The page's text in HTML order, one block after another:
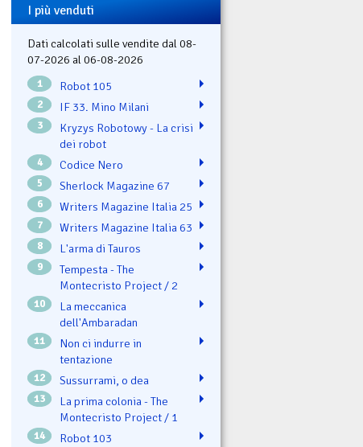
I più venduti
Dati calcolati sulle vendite dal 08-
07-2026 al 06-08-2026
1 Robot 105
2 IF 33. Mino Milani
3
Kryzys Robotowy - La crisi
dei robot
4 Codice Nero
5 Sherlock Magazine 67
6 Writers Magazine Italia 25
7 Writers Magazine Italia 63
8 L'arma di Tauros
9
Tempesta - The
Montecristo Project / 2
10
La meccanica
dell'Ambaradan
11
Non ci indurre in
tentazione
12 Sussurrami, o dea
13
La prima colonia - The
Montecristo Project / 1
14 Robot 103